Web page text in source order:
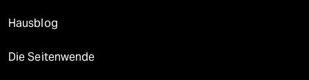
Hausblog
Die Seitenwende